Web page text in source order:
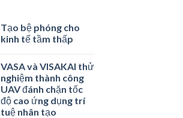
Tạo bệ phóng cho
kinh tế tầm thấp
VASA và VISAKAI thử
nghiệm thành công
UAV đánh chặn tốc
độ cao ứng dụng trí
tuệ nhân tạo